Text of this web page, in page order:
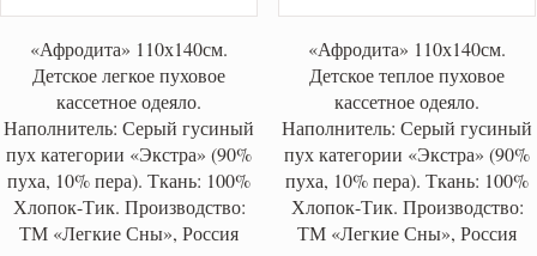
«Афродита» 110х140см.
Детское легкое пуховое
кассетное одеяло.
Наполнитель: Серый гусиный
пух категории «Экстра» (90%
пуха, 10% пера). Ткань: 100%
Хлопок-Тик. Производство:
ТМ «Легкие Сны», Россия
«Афродита» 110х140см.
Детское теплое пуховое
кассетное одеяло.
Наполнитель: Серый гусиный
пух категории «Экстра» (90%
пуха, 10% пера). Ткань: 100%
Хлопок-Тик. Производство:
ТМ «Легкие Сны», Россия